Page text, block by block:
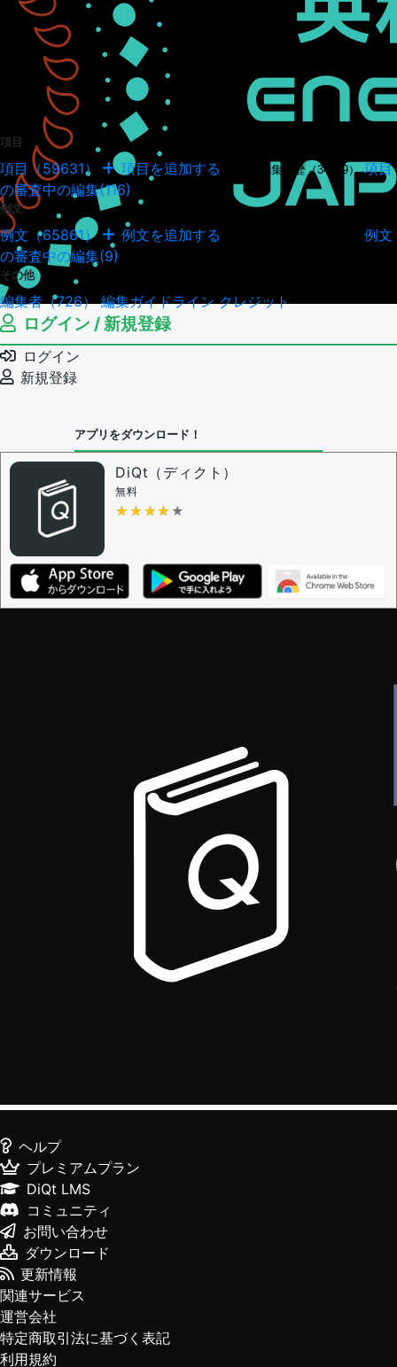
項目
項目（59631） 項目を追加する 項目の編集履歴（34949） 項目
の審査中の編集(116)
例文
例文（65861） 例文を追加する
例文
の審査中の編集(9)
その他
編集者（726）編集ガイドラインクレジット
ログイン / 新規登録
ログイン
新規登録
アプリをダウンロード！
DiQt（ディクト）
無料
★★★★★
★★★★★
ヘルプ
プレミアムプラン
DiQt LMS
コミュニティ
お問い合わせ
ダウンロード
更新情報
関連サービス
運営会社
特定商取引法に基づく表記
利用規約